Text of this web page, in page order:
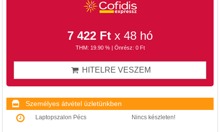
7 422 Ft x 48 hó
THM: 19.90 % | Önrész: 0 Ft
HITELRE VESZEM
Személyes átvétel üzletünkben
Laptopszalon Pécs Nincs készleten!